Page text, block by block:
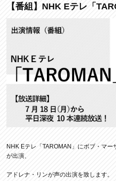
【番組】NHK Eテレ「
NHK Eテレ「TAROMAN」にボブ・マ
が出演、
アドレナ・リンが声の出演を致します。